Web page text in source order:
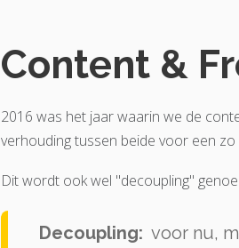
Content &
2016 was het jaar waarin we de
verhouding tussen beide voor een
Dit wordt ook wel "decoupling"
Decoupling: voor nu,